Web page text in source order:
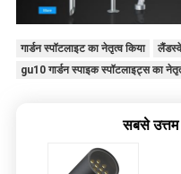
गार्डन स्पॉटलाइट का नेतृत्व किया
gu10 गार्डन स्पाइक स्पॉटलाइट्स का
सबसे उत्तम